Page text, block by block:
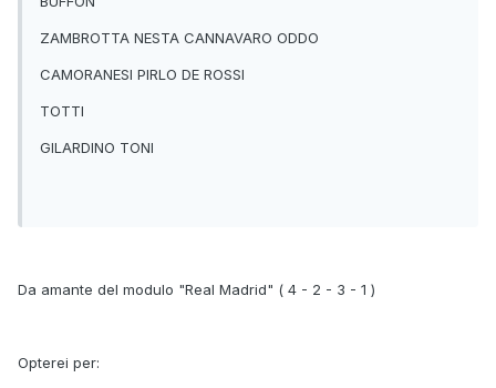
ZAMBROTTA NESTA CANNAVARO ODDO
CAMORANESI PIRLO DE ROSSI
TOTTI
GILARDINO TONI
Da amante del modulo "Real Madrid" ( 4 - 2 - 3 - 1 )
Opterei per: